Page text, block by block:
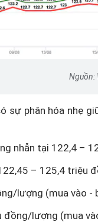
Nguồn:
sự phân hóa nhẹ
nhẫn tại 122,4 –
– 125,4 triệu
lượng (mua vào -
lượng (mua